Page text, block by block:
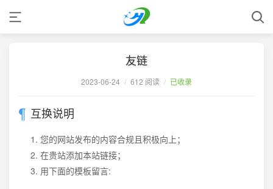
友链
2023-06-24 / 612 阅读 / 已收录
互换说明
您的网站发布的内容合规且积极向上；
在贵站添加本站链接；
用下面的模板留言: